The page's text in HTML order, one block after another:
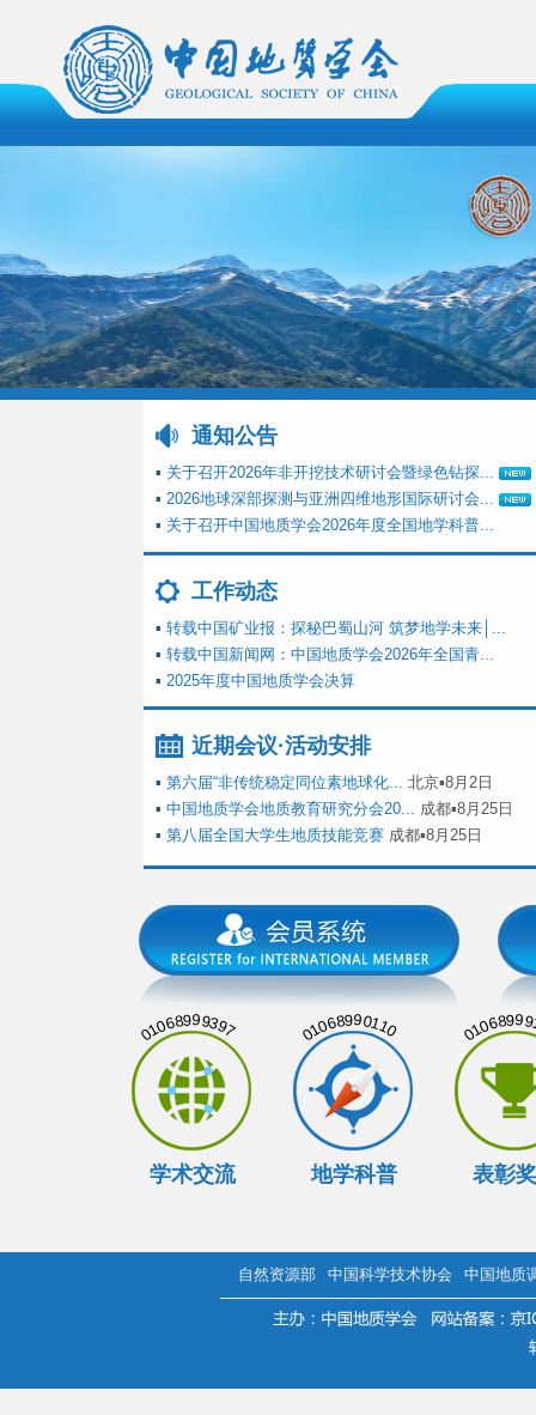
通知公告
▪ 关于召开2026年非开挖技术研讨会暨绿色钻探...
▪ 2026地球深部探测与亚洲四维地形国际研讨会...
▪ 关于召开中国地质学会2026年度全国地学科普...
工作动态
▪ 转载中国矿业报：探秘巴蜀山河 筑梦地学未来│...
▪ 转载中国新闻网：中国地质学会2026年全国青...
▪ 2025年度中国地质学会决算
近期会议·活动安排
▪ 第六届“非传统稳定同位素地球化... 北京▪8月2日
▪ 中国地质学会地质教育研究分会20... 成都▪8月25日
▪ 第八届全国大学生地质技能竞赛 成都▪8月25日
01068999397
学术交流
01068990110
地学科普 表彰
自然资源部 中国科学技术协会 中国地质
.